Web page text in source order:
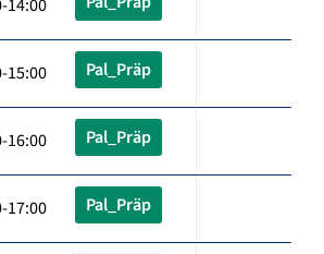
14:00
15:00 Pal_Präp
16:00 Pal_Präp
17:00 Pal_Präp